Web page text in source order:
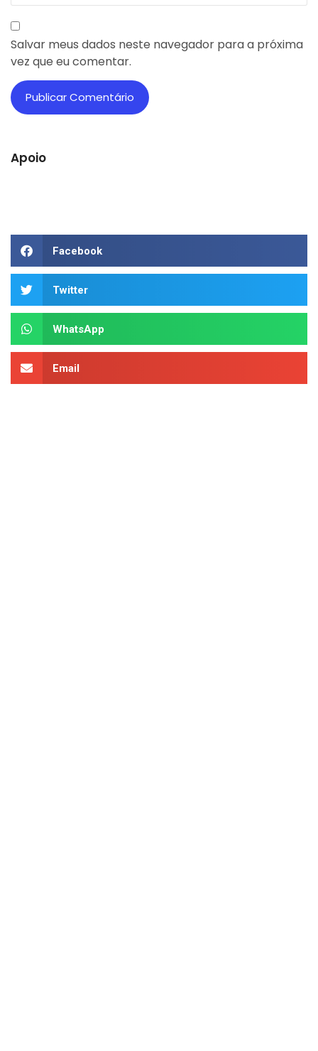
Salvar meus dados neste navegador para a próxima
vez que eu comentar.
Apoio
Facebook
Twitter
WhatsApp
Email